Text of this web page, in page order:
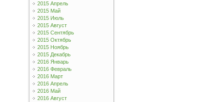
2015 Апрель
2015 Май
2015 Июль
2015 Август
2015 Сентябрь
2015 Октябрь
2015 Ноябрь
2015 Декабрь
2016 Январь
2016 Февраль
2016 Март
2016 Апрель
2016 Май
2016 Август